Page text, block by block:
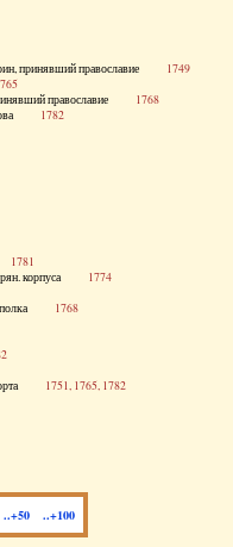
принявший православие 1749
православие 1768
1782
1781
корпуса 1774
полка 1768
порта 1751, 1765, 1782
..+50 ..+100